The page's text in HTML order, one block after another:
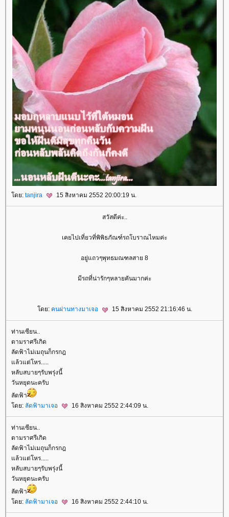
ดย: tanjira 15 สิงหาคม 2552 20:00:19 น.
สวัสดีค่ะ..
เคยไปเที่ยวที่พิพิธภัณฑ์รถโบราณไหมค่ะ
อยู่แถวๆพุทธมณฑลสาย 8
มีรถที่น่ารักๆหลายคันมากค่ะ
ดย: คนผ่านทางมาเจอ 15 สิงหาคม 2552 21:16:46 น.
ท่านเซียน..
ตามราศรีเกิด
ลัดฟ้าไม่เมถุนก็กรกฎ
ล้วแต่โหร.....
หลับสบายๆรับพรุ่งนี้
วันหยุดนะครับ
ลัดฟ้า
ดย: ลัดฟ้ามาเจอ 16 สิงหาคม 2552 2:44:09 น.
ท่านเซียน..
ตามราศรีเกิด
ลัดฟ้าไม่เมถุนก็กรกฎ
ล้วแต่โหร.....
หลับสบายๆรับพรุ่งนี้
วันหยุดนะครับ
ลัดฟ้า
ดย: ลัดฟ้ามาเจอ 16 สิงหาคม 2552 2:44:10 น.